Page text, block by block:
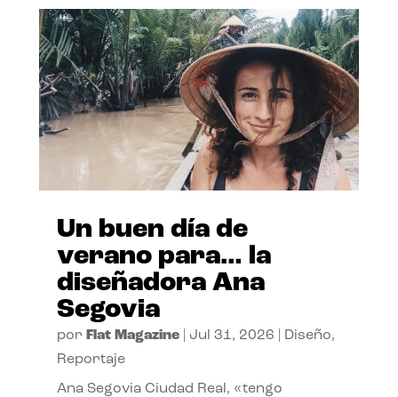
Un buen día de
verano para… la
diseñadora Ana
Segovia
por Flat Magazine| Jul 31, 2026 Diseño,
Reportaje
Ana Segovia Ciudad Real, «tengo